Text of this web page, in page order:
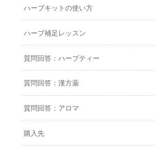
ハーブキットの使い方
ハーブ補足レッスン
質問回答：ハーブティー
質問回答：漢方薬
質問回答：アロマ
購入先